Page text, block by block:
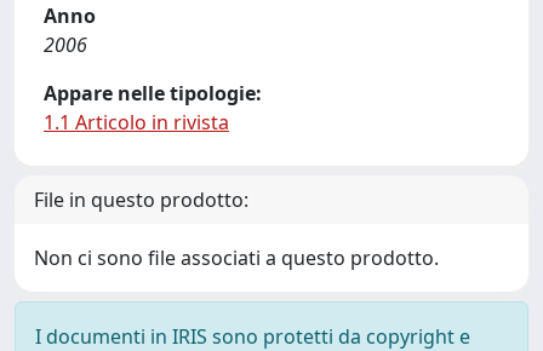
Anno
2006
Appare nelle tipologie:
1.1 Articolo in rivista
File in questo prodotto:
Non ci sono file associati a questo prodotto.
I documenti in IRIS sono protetti da copyright e